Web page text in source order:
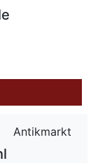
Antikmarkt